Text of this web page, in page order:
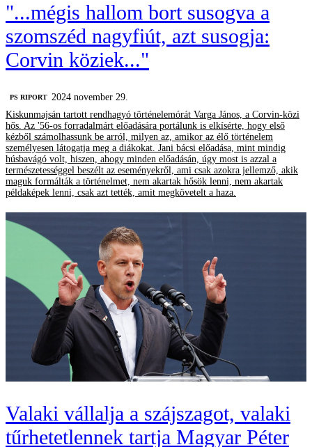
"...mégis hallom bort susogva a
szomszéd nagyfiút, azt susogja:
Corvin köziek..."
‎PS RIPORT 2024 november 29.
Kiskunmajsán tartott rendhagyó történelemórát Varga János, a Corvin-közi
hős. Az '56-os forradalmárt előadására portálunk is elkísérte, hogy első
kézből számolhassunk be arról, milyen az, amikor az élő történelem
személyesen látogatja meg a diákokat. Jani bácsi előadása, mint mindig
húsbavágó volt, hiszen, ahogy minden előadásán, úgy most is azzal a
természetességgel beszélt az eseményekről, ami csak azokra jellemző, akik
maguk formálták a történelmet, nem akartak hősök lenni, nem akartak
példaképek lenni, csak azt tették, amit megkövetelt a haza.
Valaki vállalja a szájszagot, valaki
tűrhetetlennek tartja Magyar Péter